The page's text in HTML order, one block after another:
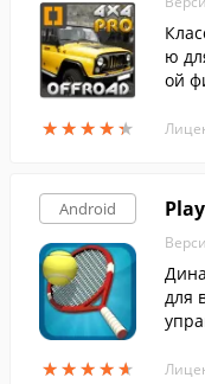
★★★★★
★★★★★
ю
ой
Android
★★★★★
★★★★★
для